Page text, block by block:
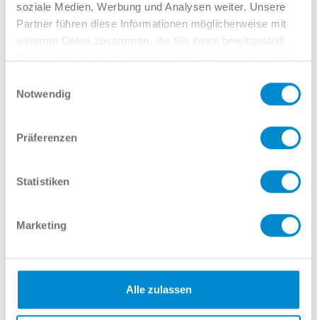
soziale Medien, Werbung und Analysen weiter. Unsere
Partner führen diese Informationen möglicherweise mit
weiteren Daten zusammen, die Sie ihnen bereitgestellt
Notwendig
Präferenzen
Statistiken
Marketing
Alle zulassen
Oder gern direkt per Mail oder
Telefon:
E-Mail